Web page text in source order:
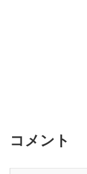
コメント